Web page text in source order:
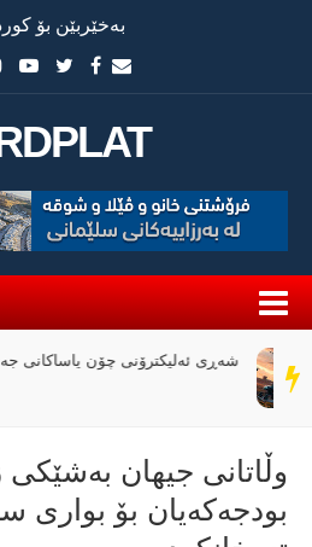
بەخێربێن بۆ
سەر
دێڕ
وێرانی عێراق لە نێوان
وڵاتانی جیهان
بودجه‌كه‌یان بۆ بواری